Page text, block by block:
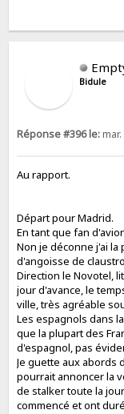
Bidule
Réponse #396 le:
Au rapport.
Départ pour Madrid.
En tant que fan
Non je déconne j'ai la
d'angoisse de
Direction le Novotel,
jour d'avance, le
ville, très agréable
Les espagnols dans
que la plupart des
d'espagnol, pas
Je guette aux abords
pourrait annoncer la
de stalker toute la
commencé et ont